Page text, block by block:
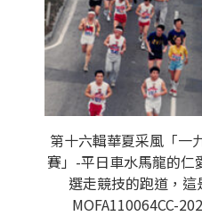
第十六輯華夏采風「一
賽」-平日車水馬龍的仁
選走競技的跑道，
MOFA110064CC-